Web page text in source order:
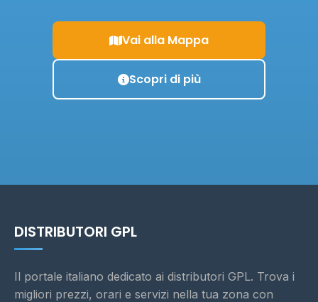
Vai alla Mappa
Scopri di più
DISTRIBUTORI GPL
Il portale italiano dedicato ai distributori GPL. Trova i
migliori prezzi, orari e servizi nella tua zona con